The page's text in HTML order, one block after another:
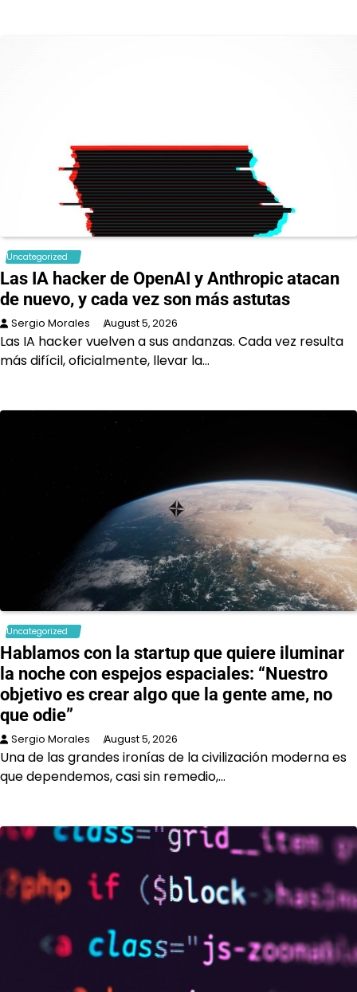
Uncategorized
Las IA hacker de OpenAI y Anthropic atacan
de nuevo, y cada vez son más astutas
Sergio Morales August 5, 2026
Las IA hacker vuelven a sus andanzas. Cada vez resulta
más difícil, oficialmente, llevar la…
Uncategorized
Hablamos con la startup que quiere iluminar
la noche con espejos espaciales: “Nuestro
objetivo es crear algo que la gente ame, no
que odie”
Sergio Morales August 5, 2026
Una de las grandes ironías de la civilización moderna es
que dependemos, casi sin remedio,…